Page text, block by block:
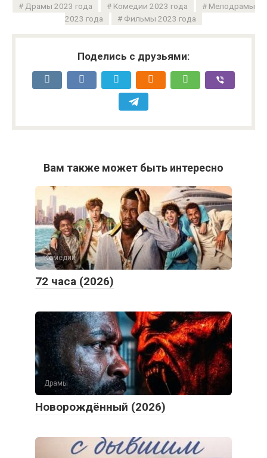
Драмы 2023 года Комедии 2023 года
Мелодрамы
2023 года
Фильмы 2023 года
Поделись с друзьями:
Вам также может быть интересно
Комедии
72 часа (2026)
Драмы
Новорождённый (2026)